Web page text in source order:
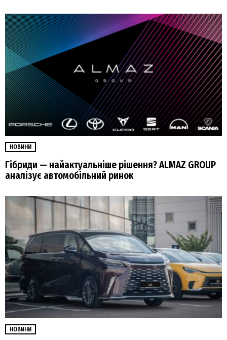
НОВИНИ
Гібриди — найактуальніше рішення? ALMAZ GROUP
аналізує автомобільний ринок
НОВИНИ